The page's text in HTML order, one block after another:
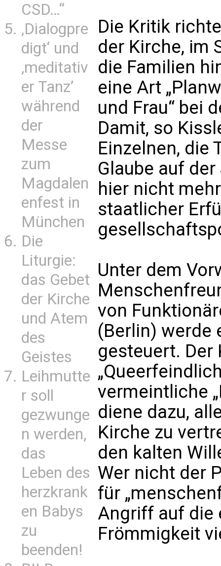
CSD…“
‚Dialogpre
digt‘ und
‚meditativ
er Tanz’
während
der
Messe
zum
Magdalen
enfest in
München
Die
Liturgie:
das Gebet
der Kirche
und Atem
des
Geistes
Leihmutte
r soll
gezwunge
n werden,
das
Leben des
herzkrank
en Babys
zu
beenden!
Die Kritik
der Kirche, im
die Familien
eine Art
und Frau“ bei
Damit, so
Einzelnen, die
Glaube auf
hier nicht
staatlicher
Unter dem
von
(Berlin) werde
gesteuert. Der
vermeintliche
diene dazu,
Kirche zu
den kalten
Wer nicht der
für
Angriff auf die
Frömmigkeit